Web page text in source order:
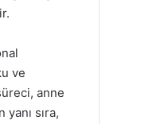
ve
anne
sıra,